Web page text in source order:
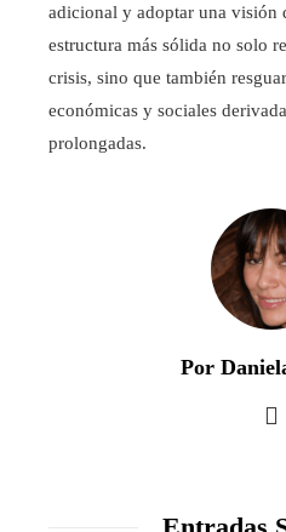
adicional y adoptar una visión
estructura más sólida no solo
crisis, sino que también
económicas y sociales
prolongadas.
Por